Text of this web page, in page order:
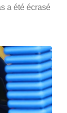
a été écrasé